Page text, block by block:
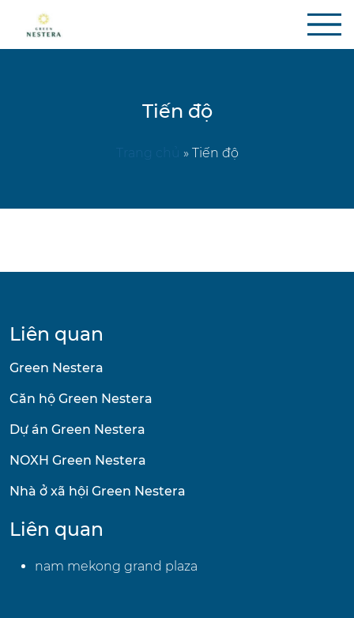
Tiến độ
» Tiến độ
Liên quan
Green Nestera
Căn hộ Green Nestera
Dự án Green Nestera
NOXH Green Nestera
Nhà ở xã hội Green Nestera
Liên quan
nam mekong grand plaza